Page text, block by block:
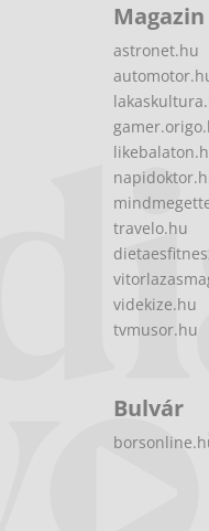
Magazin
astronet.hu
travelo.hu
videkize.hu
tvmusor.hu
Bulvár